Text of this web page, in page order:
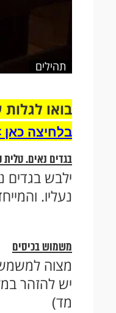
תהילים
בואו
בלחיצה כאן
בגדים נאים. טלית
ילבש בגדים
נעליו.
משמוש בכיסים
מצוה למשמש
יש להזהר
מד)